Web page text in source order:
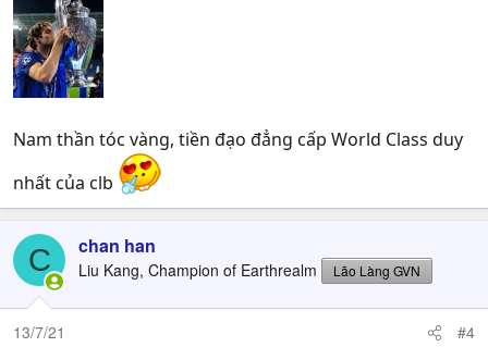
Nam thần tóc vàng, tiền đạo đẳng cấp World Class duy
nhất của clb
C chan han
Liu Kang, Champion of Earthrealm Lão Làng GVN
13/7/21 #4